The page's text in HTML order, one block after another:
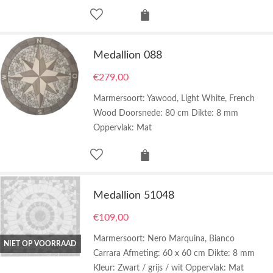
Medallion 088
€279,00
Marmersoort: Yawood, Light White, French
Wood Doorsnede: 80 cm Dikte: 8 mm
Oppervlak: Mat
NIET OP VOORRAAD
Medallion 51048
€109,00
Marmersoort: Nero Marquina, Bianco
Carrara Afmeting: 60 x 60 cm Dikte: 8 mm
Kleur: Zwart / grijs / wit Oppervlak: Mat